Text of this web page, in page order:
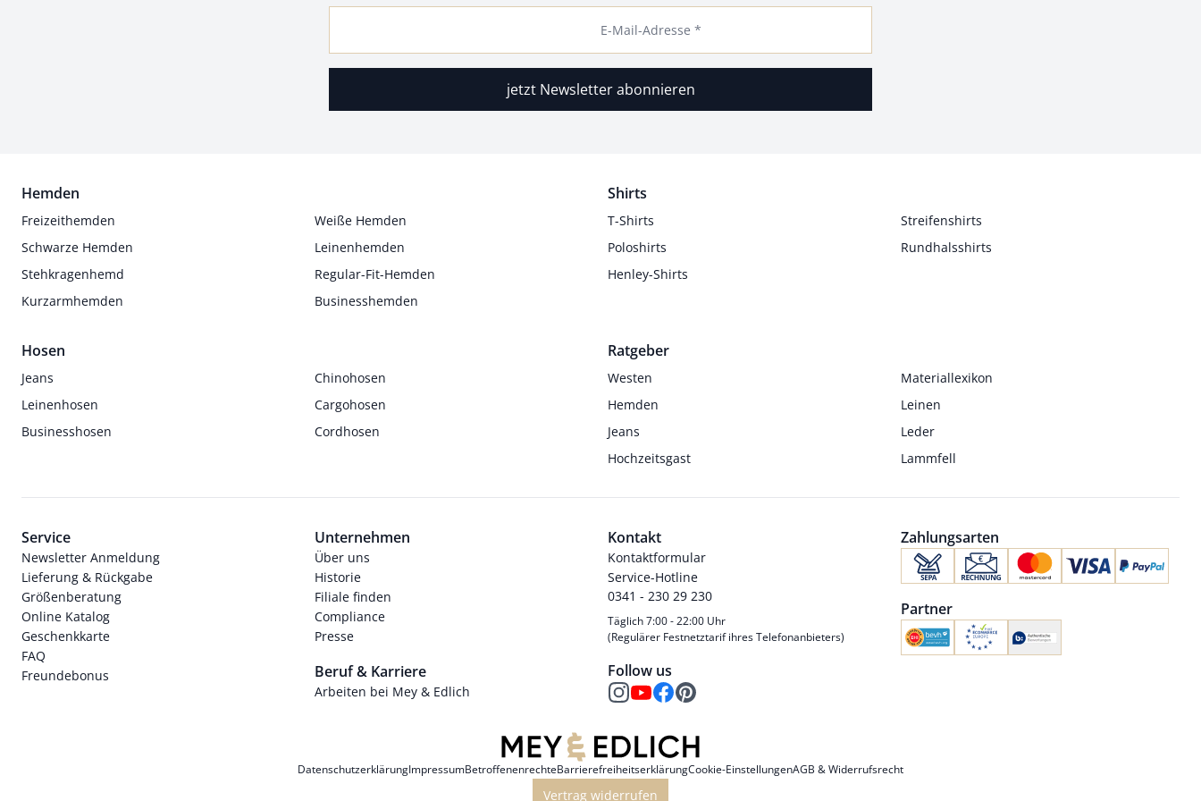
E-Mail-Adresse *
jetzt Newsletter abonnieren
Hemden
Freizeithemden
Weiße Hemden
Schwarze Hemden
Leinenhemden
Stehkragenhemd
Regular-Fit-Hemden
Kurzarmhemden
Businesshemden
Shirts
T-Shirts
Streifenshirts
Poloshirts
Rundhalsshirts
Henley-Shirts
Hosen
Jeans
Chinohosen
Leinenhosen
Cargohosen
Businesshosen
Cordhosen
Ratgeber
Westen
Materiallexikon
Hemden
Leinen
Jeans
Leder
Hochzeitsgast
Lammfell
Service
Newsletter Anmeldung
Lieferung & Rückgabe
Größenberatung
Online Katalog
Geschenkkarte
FAQ
Freundebonus
Unternehmen
Über uns
Historie
Filiale finden
Compliance
Presse
Beruf & Karriere
Arbeiten bei Mey & Edlich
Kontakt
Kontaktformular
Service-Hotline
0341 - 230 29 230
Täglich 7:00 - 22:00 Uhr
(Regulärer Festnetztarif ihres Telefonanbieters)
Follow us
Zahlungsarten
Partner
DatenschutzerklärungImpressumBetroffenenrechteBarrierefreiheitserklärungCookie-EinstellungenAGB & Widerrufsrecht
Vertrag widerrufen